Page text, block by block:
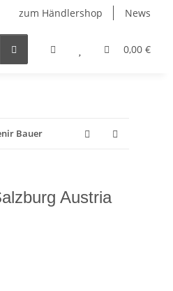
zum Händlershop News
0,00 €
Bauer
Austria